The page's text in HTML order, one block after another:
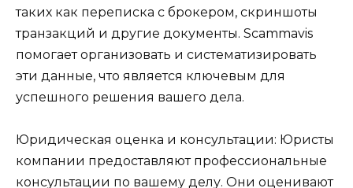
таких как переписка с брокером, скриншоты
транзакций и другие документы. Scammavis
помогает организовать и систематизировать
эти данные, что является ключевым для
успешного решения вашего дела.
Юридическая оценка и консультации: Юристы
компании предоставляют профессиональные
консультации по вашему делу. Они оценивают